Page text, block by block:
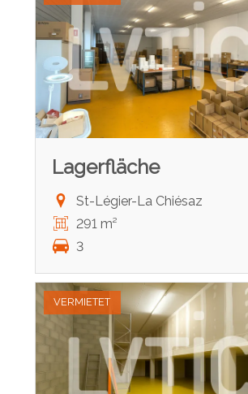
Lagerfläche
St-Légier-La Chiésaz
291 m²
3
VERMIETET